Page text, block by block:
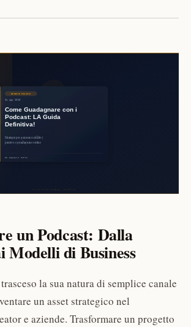
un Podcast: Dalla
Modelli di Business
la sua natura di semplice canale
un asset strategico nel
e aziende. Trasformare un progetto